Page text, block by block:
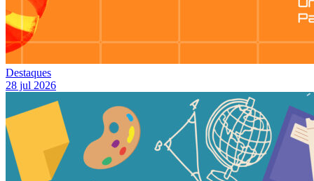
Destaques
28 jul 2026